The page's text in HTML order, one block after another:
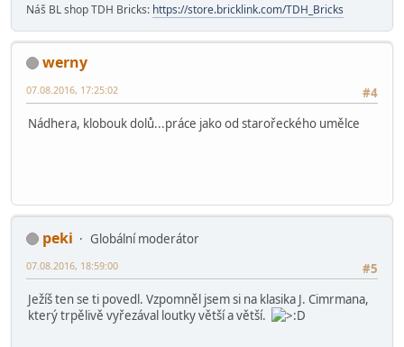
Náš BL shop TDH Bricks: https://store.bricklink.com/TDH_Bricks
werny
#4
07.08.2016, 17:25:02
Nádhera, klobouk dolů...práce jako od starořeckého umělce
peki
Globální moderátor
#5
07.08.2016, 18:59:00
Ježíš ten se ti povedl. Vzpomněl jsem si na klasika J. Cimrmana,
který trpělivě vyřezával loutky větší a větší.